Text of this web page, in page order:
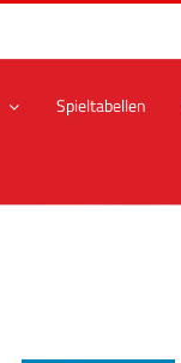
Spieltabellen